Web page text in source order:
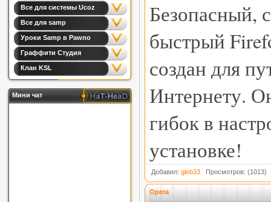
Все для системы Ucoz
Все для samp
Уроки Samp в Pawno
Граффити Студия
Клан KSL
Мини чат
Безопасный,
быстрый
создан для
Интернету.
гибок в
установке!
Добавил: gleb33 Просмотров: (1013)
Opera